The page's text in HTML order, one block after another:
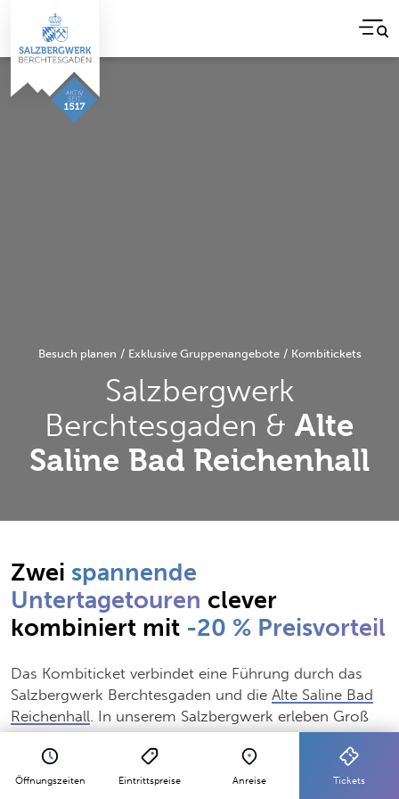
Besuch planen / Exklusive Gruppenangebote / Kombitickets
Salzbergwerk
Berchtesgaden & Alte
Saline Bad Reichenhall
Zwei spannende
Untertagetouren clever
kombiniert mit -20 % Preisvorteil
Das Kombiticket verbindet eine Führung durch das
Salzbergwerk Berchtesgaden und die Alte Saline Bad
Reichenhall. In unserem Salzbergwerk erleben Groß
und Klein einen unvergesslichen Tag in den Tiefen des
Berges. In Bad Reichenhall geht es in der wohl
schönsten Saline der Welt wieder bergab. Hier werden
Öffnungszeiten Eintrittspreise Anreise Tickets